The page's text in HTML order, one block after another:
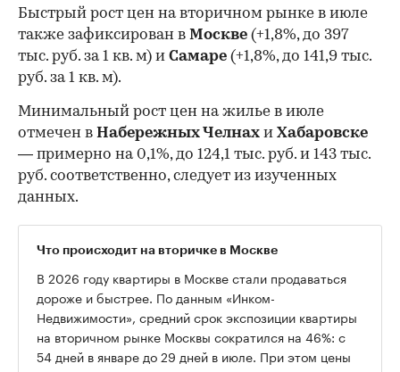
Быстрый рост цен на вторичном рынке в июле
также зафиксирован в Москве (+1,8%, до 397
тыс. руб. за 1 кв. м) и Самаре (+1,8%, до 141,9 тыс.
руб. за 1 кв. м).
Минимальный рост цен на жилье в июле
отмечен в Набережных Челнах и Хабаровске
— примерно на 0,1%, до 124,1 тыс. руб. и 143 тыс.
руб. соответственно, следует из изученных
данных.
Что происходит на вторичке в Москве
В 2026 году квартиры в Москве стали продаваться
дороже и быстрее. По данным «Инком-
Недвижимости», средний срок экспозиции квартиры
на вторичном рынке Москвы сократился на 46%: с
54 дней в январе до 29 дней в июле. При этом цены